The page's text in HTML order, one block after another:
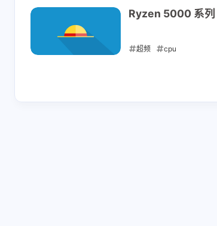
2022-06-10
Ryzen 5000 系列
超频 cpu